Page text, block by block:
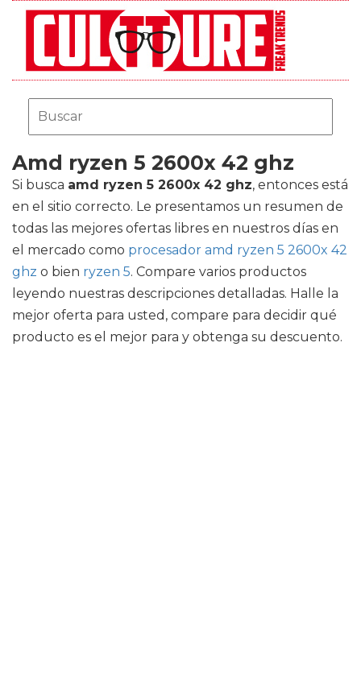
Amd ryzen 5 2600x 42 ghz
Si busca amd ryzen 5 2600x 42 ghz, entonces está
en el sitio correcto. Le presentamos un resumen de
todas las mejores ofertas libres en nuestros días en
el mercado como procesador amd ryzen 5 2600x 42
ghz o bien ryzen 5. Compare varios productos
leyendo nuestras descripciones detalladas. Halle la
mejor oferta para usted, compare para decidir qué
producto es el mejor para y obtenga su descuento.